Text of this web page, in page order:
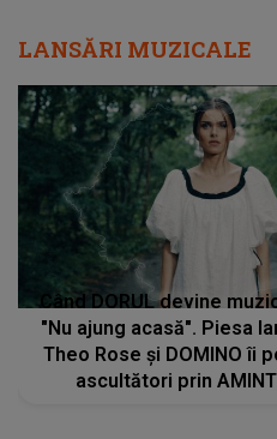
LANSĂRI MUZICALE
Când DORUL devine
"Nu ajung acasă". Piesa
Theo Rose și DOMINO îi
ascultători prin